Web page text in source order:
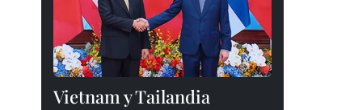
Vietnam y Tailandia